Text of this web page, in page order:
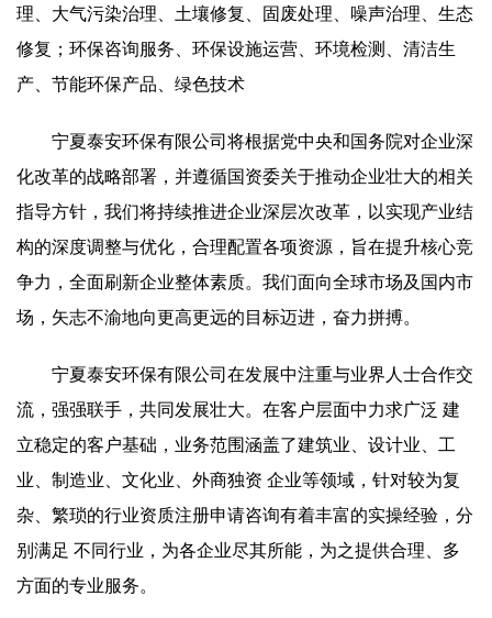
理、大气污染治理、土壤修复、固废处理、噪声治理、生态
修复；环保咨询服务、环保设施运营、环境检测、清洁生
产、节能环保产品、绿色技术
宁夏泰安环保有限公司将根据党中央和国务院对企业深
化改革的战略部署，并遵循国资委关于推动企业壮大的相关
指导方针，我们将持续推进企业深层次改革，以实现产业结
构的深度调整与优化，合理配置各项资源，旨在提升核心竞
争力，全面刷新企业整体素质。我们面向全球市场及国内市
场，矢志不渝地向更高更远的目标迈进，奋力拼搏。
宁夏泰安环保有限公司在发展中注重与业界人士合作交
流，强强联手，共同发展壮大。在客户层面中力求广泛 建
立稳定的客户基础，业务范围涵盖了建筑业、设计业、工
业、制造业、文化业、外商独资 企业等领域，针对较为复
杂、繁琐的行业资质注册申请咨询有着丰富的实操经验，分
别满足 不同行业，为各企业尽其所能，为之提供合理、多
方面的专业服务。